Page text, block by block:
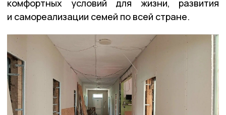
комфортных условий для жизни, развития
и самореализации семей по всей стране.